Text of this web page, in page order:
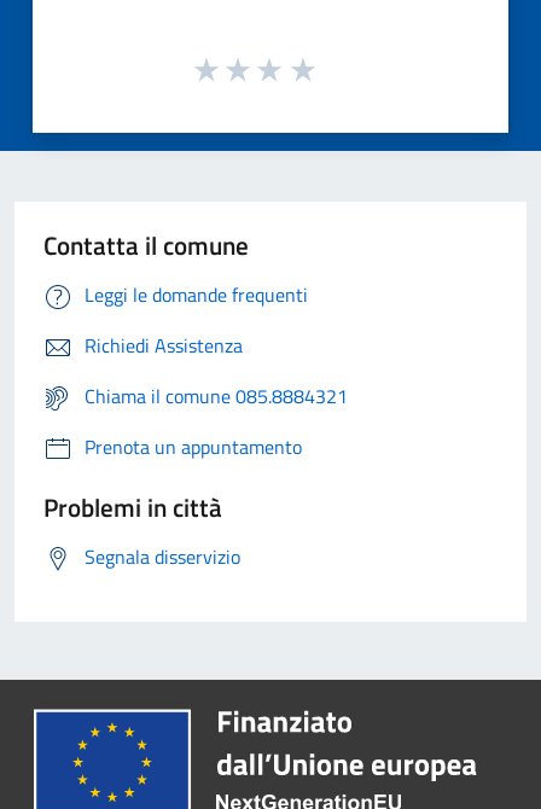
Contatta il comune
Leggi le domande frequenti
Richiedi Assistenza
Chiama il comune 085.8884321
Prenota un appuntamento
Problemi in città
Segnala disservizio